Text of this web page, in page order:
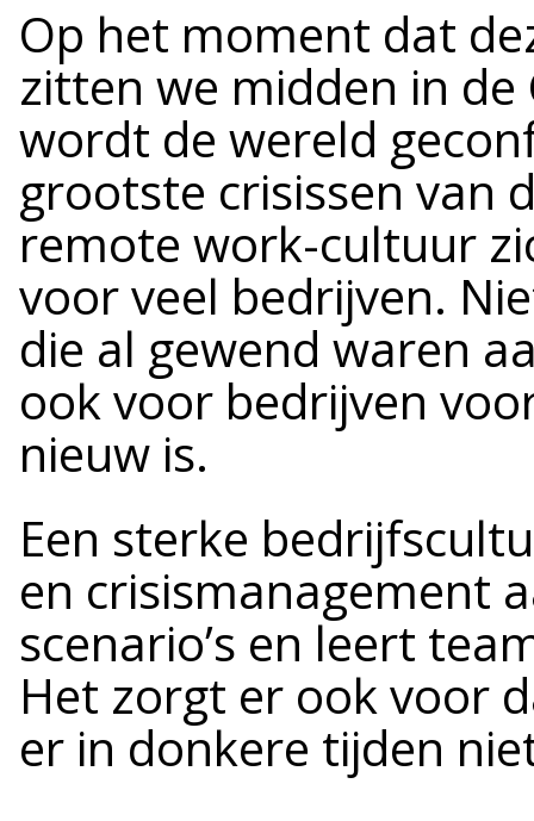
Op het moment dat
zitten we midden in
wordt de wereld
grootste crisissen van
remote work-cultuur
voor veel bedrijven.
die al gewend waren
ook voor bedrijven
nieuw is.
Een sterke
en crisismanagement
scenario’s en leert
Het zorgt er ook voor
er in donkere tijden